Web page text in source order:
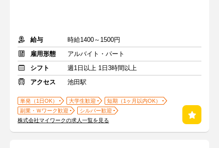
給与
時給1400～1500円
雇用形態
アルバイト・パート
シフト
週1日以上 1日3時間以上
アクセス
池田駅
単発（1日OK） 大学生歓迎
短期（1ヶ月以内OK）
副業・Ｗワーク歓迎
シルバー歓迎
株式会社マイワークの求人一覧を見る